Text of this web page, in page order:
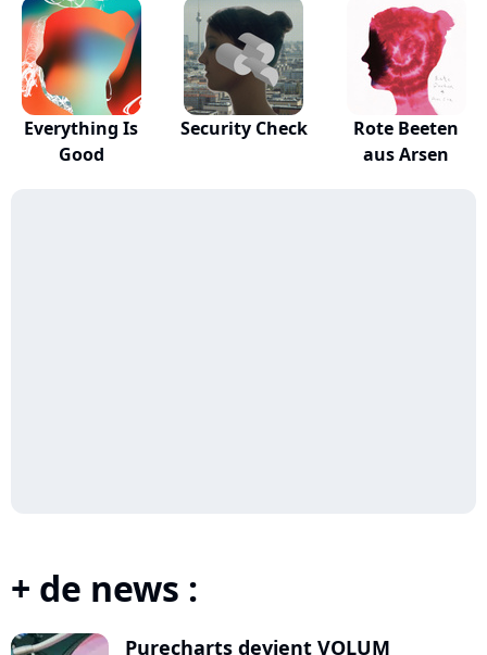
Everything Is
Good
Security Check
Rote Beeten
aus Arsen
+ de news :
Purecharts devient VOLUM